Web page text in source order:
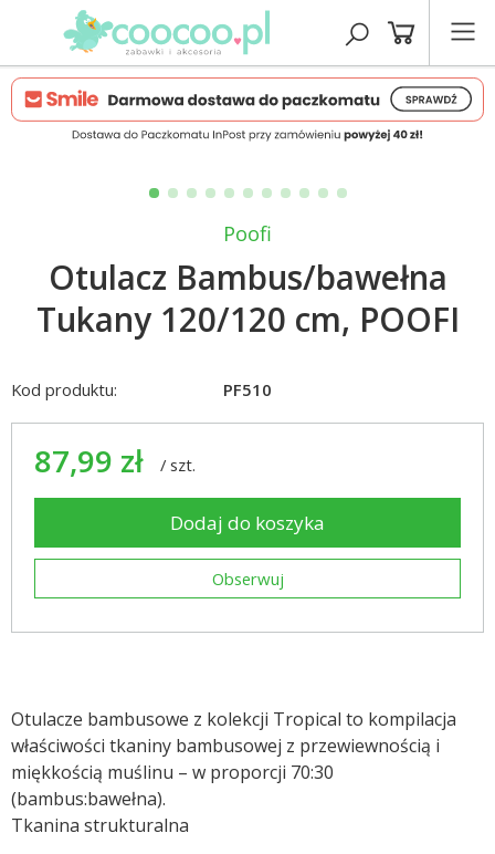
Poofi
Otulacz Bambus/bawełna
Tukany 120/120 cm, POOFI
Kod produktu: PF510
87,99 zł / szt.
Dodaj do koszyka
Obserwuj
Otulacze bambusowe z kolekcji Tropical to kompilacja
właściwości tkaniny bambusowej z przewiewnością i
miękkością muślinu – w proporcji 70:30
(bambus:bawełna).
Tkanina strukturalna